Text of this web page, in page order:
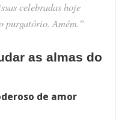
celebradas hoje
purgatório. Amém.”
as almas do
de amor